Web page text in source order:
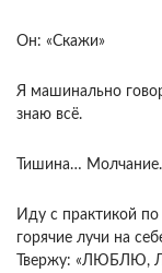
Он: «Скажи»
Я машинально
знаю всё.
Тишина…
Иду с практикой
горячие лучи на
Твержу: